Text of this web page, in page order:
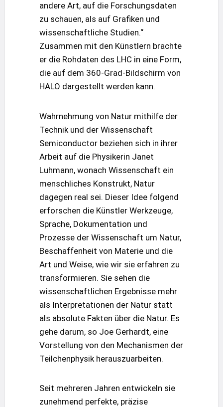
andere Art, auf die Forschungsdaten
zu schauen, als auf Grafiken und
wissenschaftliche Studien.“
Zusammen mit den Künstlern brachte
er die Rohdaten des LHC in eine Form,
die auf dem 360-Grad-Bildschirm von
HALO dargestellt werden kann.
Wahrnehmung von Natur mithilfe der
Technik und der Wissenschaft
Semiconductor beziehen sich in ihrer
Arbeit auf die Physikerin Janet
Luhmann, wonach Wissenschaft ein
menschliches Konstrukt, Natur
dagegen real sei. Dieser Idee folgend
erforschen die Künstler Werkzeuge,
Sprache, Dokumentation und
Prozesse der Wissenschaft um Natur,
Beschaffenheit von Materie und die
Art und Weise, wie wir sie erfahren zu
transformieren. Sie sehen die
wissenschaftlichen Ergebnisse mehr
als Interpretationen der Natur statt
als absolute Fakten über die Natur. Es
gehe darum, so Joe Gerhardt, eine
Vorstellung von den Mechanismen der
Teilchenphysik herauszuarbeiten.
Seit mehreren Jahren entwickeln sie
zunehmend perfekte, präzise